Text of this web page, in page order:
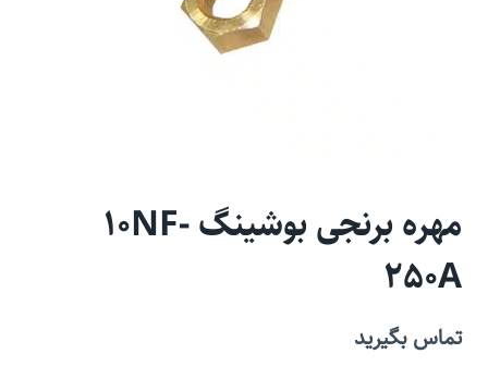
مهره برنجی بوشینگ 10NF-
250A
تماس بگیرید